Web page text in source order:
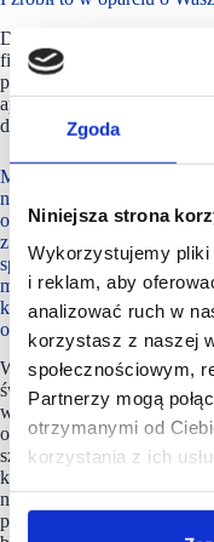
Zgoda
Niniejsza strona
Wykorzystujemy
i reklam, aby
analizować ruch w
korzystasz z naszej
społecznościowym,
Partnerzy mogą
otrzymanymi od
korzystania z ich
Dokładnie tak. Był
finteresujące dla centrum
przede wszystkim
aplikacji klienci z
długoterminowymi (i to w
Moim zdaniem jest jeszcze
najemców, którzy mogliby
o dużych sieciowych
z różnych względów,
sprzedać towar, który już
małe, krótkoterminowe
którzy potrzebują nowego
outletowego produktu.
W pełni się zgadzam. Z
święta, Black Friday,
wydarzenia sezonowe.
okazjonalnie sprzeda i
szybko ‘upłynnić’. I tu jest
krótkoterminowy i
najemców, którzy pytają
przed świętami czy przed